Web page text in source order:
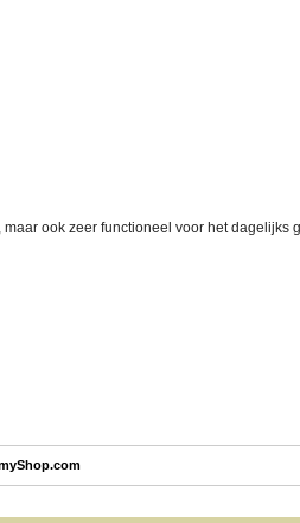
ook zeer functioneel voor het dagelijks